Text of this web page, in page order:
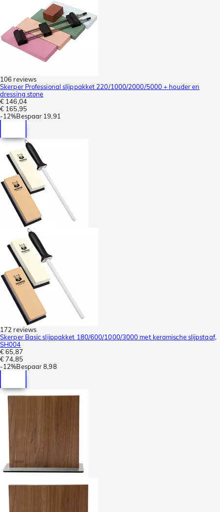
106 reviews
Skerper Professional slijppakket 220/1000/2000/5000 + houder en
dressing stone
€ 146,04
€ 165,95
-12%Bespaar 19,91
172 reviews
Skerper Basic slijppakket 180/600/1000/3000 met keramische slijpstaaf,
SH004
€ 65,87
€ 74,85
-12%Bespaar 8,98